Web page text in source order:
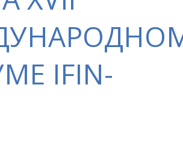
IFIN-